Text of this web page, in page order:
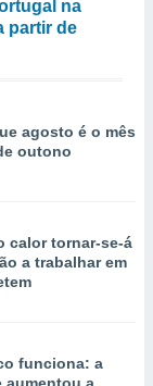
na
partir de
agosto é o mês
outono
calor tornar-se-á
a trabalhar em
funciona: a